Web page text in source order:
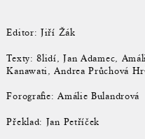
Editor: Jiří Žák
Texty: 8lidí, Jan Adamec,
Kanawati, Andrea Průchová
Forografie: Amálie Bulandrová
Překlad: Jan Petříček